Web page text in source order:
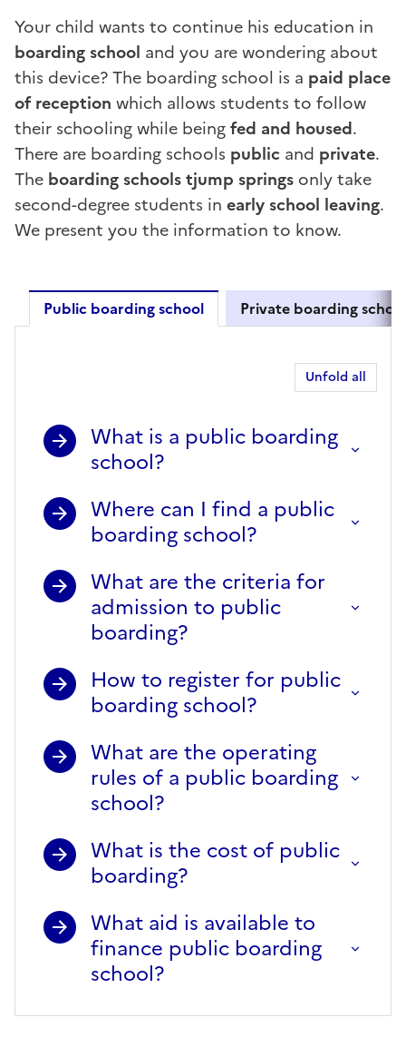
Your child wants to continue his education in
boarding school and you are wondering about
this device? The boarding school is a paid place
of reception which allows students to follow
their schooling while beingfed and housed.
There are boarding schools public and private.
The boarding schoolstjump springs only take
second-degree students in early school leaving.
We present you the information to know.
Public boarding school Private boarding school
Public boarding school
Unfold all
What is a public boarding
school?
Where can I find a public
boarding school?
What are the criteria for
admission to public
boarding?
How to register for public
boarding school?
What are the operating
rules of a public boarding
school?
What is the cost of public
boarding?
What aid is available to
finance public boarding
school?